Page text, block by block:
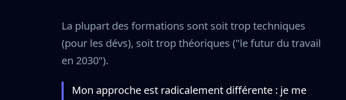
La plupart des formations sont soit trop techniques
(pour les dévs), soit trop théoriques ("le futur du travail
en 2030").
Mon approche est radicalement différente : je me